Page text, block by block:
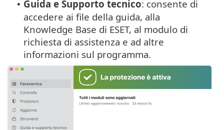
• Guida e Supporto tecnico: consente di
accedere ai file della guida, alla
Knowledge Base di ESET, al modulo di
richiesta di assistenza e ad altre
informazioni sul programma.